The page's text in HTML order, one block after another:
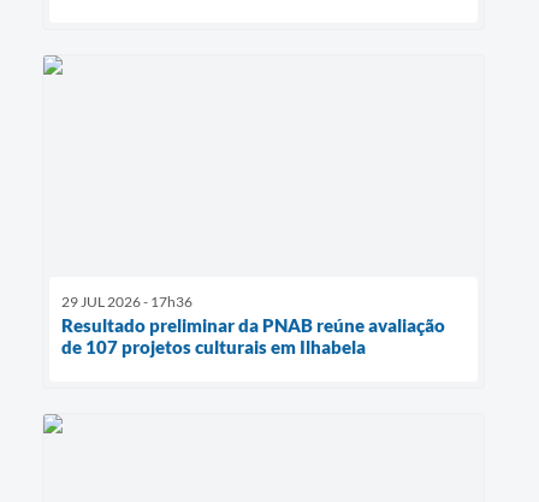
29 JUL 2026 - 17h36
Resultado preliminar da PNAB reúne avaliação
de 107 projetos culturais em Ilhabela